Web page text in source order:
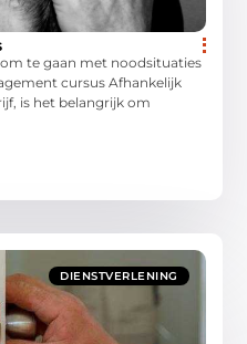
te gaan met noodsituaties
cursus Afhankelijk
is het belangrijk om
DIENSTVERLENING